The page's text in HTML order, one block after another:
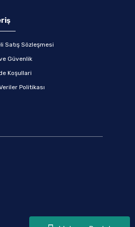
Satış Sözleşmesi
Güvenlik
Koşullari
Politikası